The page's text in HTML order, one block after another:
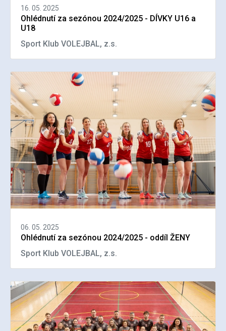
16. 05. 2025
Ohlédnutí za sezónou 2024/2025 - DÍVKY U16 a
U18
Sport Klub VOLEJBAL, z.s.
06. 05. 2025
Ohlédnutí za sezónou 2024/2025 - oddíl ŽENY
Sport Klub VOLEJBAL, z.s.